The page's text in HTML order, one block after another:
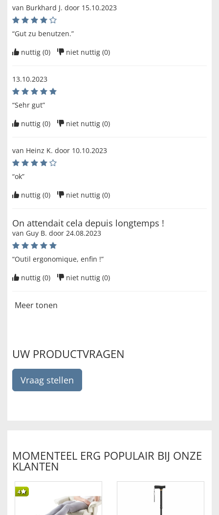
van Burkhard J. door 15.10.2023
“Gut zu benutzen.”
nuttig (0) niet nuttig (0)
13.10.2023
“Sehr gut”
nuttig (0) niet nuttig (0)
van Heinz K. door 10.10.2023
“ok”
nuttig (0) niet nuttig (0)
On attendait cela depuis longtemps !
van Guy B. door 24.08.2023
“Outil ergonomique, enfin !”
nuttig (0) niet nuttig (0)
Meer tonen
UW PRODUCTVRAGEN
Vraag stellen
MOMENTEEL ERG POPULAIR BIJ ONZE
KLANTEN
4